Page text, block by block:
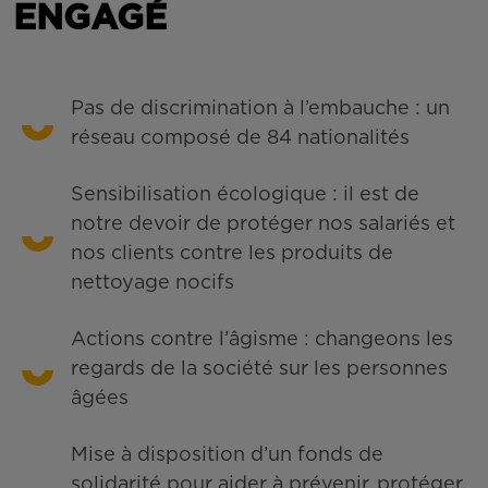
ENGAGÉ
Pas de discrimination à l’embauche : un
réseau composé de 84 nationalités
Sensibilisation écologique : il est de
notre devoir de protéger nos salariés et
nos clients contre les produits de
nettoyage nocifs
Actions contre l’âgisme : changeons les
regards de la société sur les personnes
âgées
Mise à disposition d’un fonds de